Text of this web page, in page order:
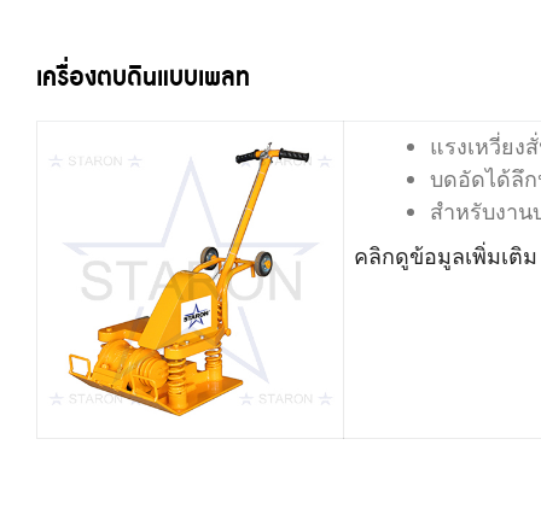
เครื่องตบดินแบบเพลท
แรงเหวี่ยง
บดอัดได้ลึ
สำหรับงา
คลิกดูข้อมูลเพิ่มเติม